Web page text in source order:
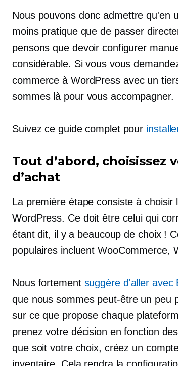
Nous pouvons donc admettre qu'en
moins pratique que de passer
pensons que devoir configurer
considérable. Si vous vous
commerce à WordPress avec un
sommes là pour vous accompagner.
Suivez ce guide complet pour
Tout d’abord, choisissez
d’achat
La première étape consiste à choisir
WordPress. Ce doit être celui qui
étant dit, il y a beaucoup de choix !
populaires incluent WooCommerce,
Nous fortement suggère d'aller avec
que nous sommes peut-être un peu
sur ce que propose chaque
prenez votre décision en fonction
que soit votre choix, créez un